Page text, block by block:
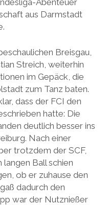
Abenteuer
aus Darmstadt
Breisgau,
Streich, weiterhin
im Gepäck, die
zum Tanz baten.
dass der FCI den
hatte: Die
deutlich besser ins
Nach einer
trotzdem der SCF,
langen Ball schien
ob er zuhause den
dadurch den
war der Nutznießer